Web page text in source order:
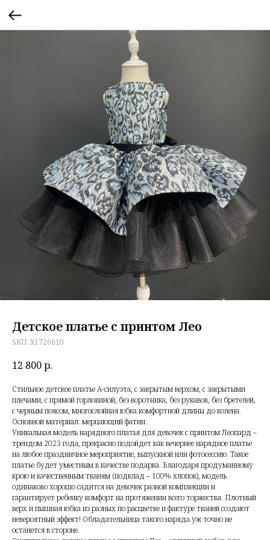
Детское платье с принтом Лео
SKU: X1726610
12 800р.
Стильное детское платье А-силуэта, с закрытым верхом, с закрытыми
плечами, с прямой горловиной, без воротника, без рукавов, без бретелей,
с черным поясом, многослойная юбка комфортной длины до колена.
Основной материал: мерцающий фатин.
Уникальная модель нарядного платья для девочек с принтом Леопард –
трендом 2023 года, прекрасно подойдет как вечернее нарядное платье
на любое праздничное мероприятие, выпускной или фотосессию. Такое
платье будет уместным в качестве подарка. Благодаря продуманному
крою и качественным тканям (подклад – 100% хлопок), модель
одинаково хорошо садится на девочек разной комплекции и
гарантирует ребенку комфорт на протяжении всего торжества. Плотный
верх и пышная юбка из разных по расцветке и фактуре тканей создают
невероятный эффект! Обладательница такого наряда уж точно не
останется в стороне.